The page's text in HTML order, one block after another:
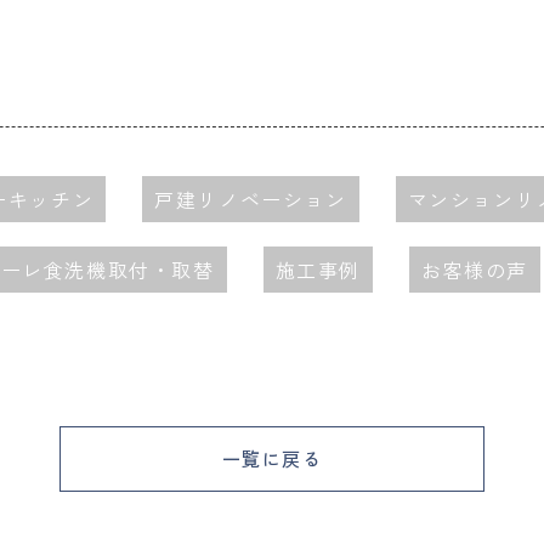
キッチン 戸建リノベーション マンションリ
ーレ食洗機取付・取替 施工事例 お客様の声
一覧に戻る